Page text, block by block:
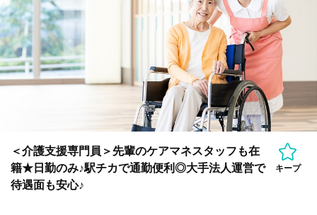
＜介護支援専門員＞先輩のケアマネスタッフも在
籍★日勤のみ♪駅チカで通勤便利◎大手法人運営で
待遇面も安心♪
キープ